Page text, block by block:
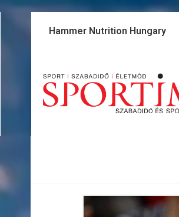
Skip
Hammer Nutrition Hungary